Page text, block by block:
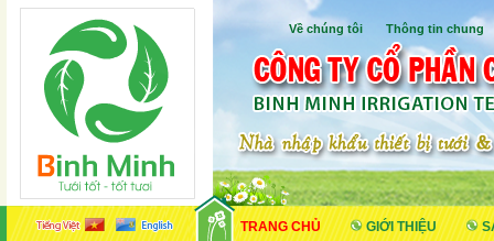
TRANG CHỦ GIỚI THIỆU
Về chúng tôi Thông tin chung